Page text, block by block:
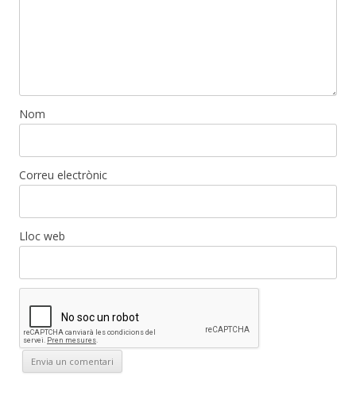
Nom
Correu electrònic
Lloc web